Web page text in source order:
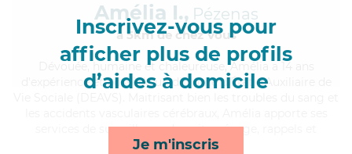
Inscrivez-vous pour
afficher plus de profils
d’aides à domicile
Je m'inscris
Amélia I., Pézenas
à 5km de chez Vous
, humaine et chaleureuse, Amélia a 14 ans
d'expérience et possède un diplôme d'État d'Auxiliaire de
services de surveillance de nuit, ménage, rappels et
compagnie/loisirs*